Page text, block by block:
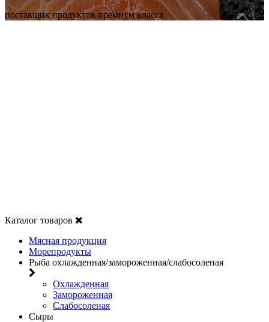
поставщик продуктов премиум класса
Каталог товаров
Мясная продукция
Морепродукты
Рыба охлажденная/замороженная/слабосоленая
Охлажденная
Замороженная
Слабосоленая
Сыры